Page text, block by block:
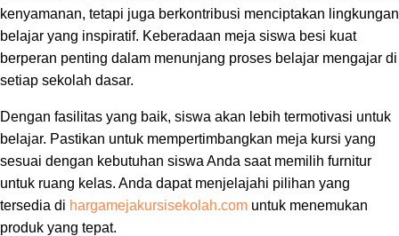
kenyamanan, tetapi juga berkontribusi menciptakan lingkungan
belajar yang inspiratif. Keberadaan meja siswa besi kuat
berperan penting dalam menunjang proses belajar mengajar di
setiap sekolah dasar.
Dengan fasilitas yang baik, siswa akan lebih termotivasi untuk
belajar. Pastikan untuk mempertimbangkan meja kursi yang
sesuai dengan kebutuhan siswa Anda saat memilih furnitur
untuk ruang kelas. Anda dapat menjelajahi pilihan yang
tersedia di hargamejakursisekolah.com untuk menemukan
produk yang tepat.